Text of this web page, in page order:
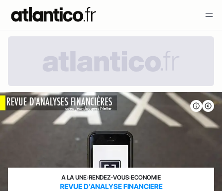
A LA UNE›RENDEZ-VOUS›ECONOMIE
REVUE D'ANALYSE FINANCIERE